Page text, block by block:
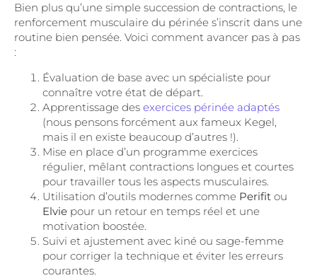
Bien plus qu’une simple succession de contractions, le
renforcement musculaire du périnée s’inscrit dans une
routine bien pensée. Voici comment avancer pas à pas
:
Évaluation de base avec un spécialiste pour
connaître votre état de départ.
Apprentissage des exercices périnée adaptés
(nous pensons forcément aux fameux Kegel,
mais il en existe beaucoup d’autres !).
Mise en place d’un programme exercices
régulier, mêlant contractions longues et courtes
pour travailler tous les aspects musculaires.
Utilisation d’outils modernes comme Perifit ou
Elvie pour un retour en temps réel et une
motivation boostée.
Suivi et ajustement avec kiné ou sage-femme
pour corriger la technique et éviter les erreurs
courantes.